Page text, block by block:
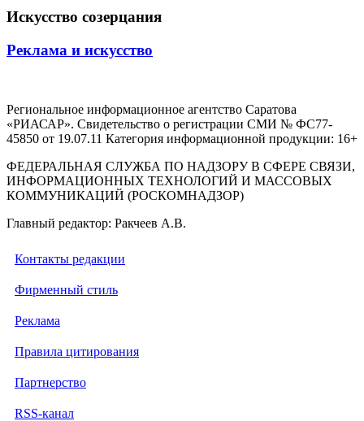
Искусство созерцания
Реклама и искусство
Региональное информационное агентство Саратова
«РИАСАР». Свидетельство о регистрации СМИ № ФС77-
45850 от 19.07.11 Категория информационной продукции: 16+
ФЕДЕРАЛЬНАЯ СЛУЖБА ПО НАДЗОРУ В СФЕРЕ СВЯЗИ,
ИНФОРМАЦИОННЫХ ТЕХНОЛОГИЙ И МАССОВЫХ
КОММУНИКАЦИЙ (РОСКОМНАДЗОР)
Главный редактор: Ракчеев А.В.
Контакты редакции
Фирменный стиль
Реклама
Правила цитирования
Партнерство
RSS-канал